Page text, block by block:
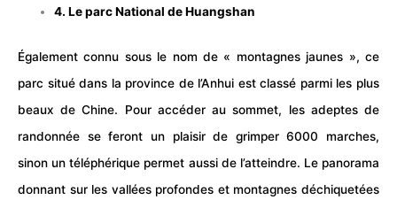
4. Leparc National de Huangshan
Également connu sous le nom de « montagnes jaunes », ce
parc situé dans la province de l’Anhui est classé parmi les plus
beaux de Chine. Pour accéder au sommet, les adeptes de
randonnée se feront un plaisir de grimper 6000 marches,
sinon un téléphérique permet aussi de l’atteindre. Le panorama
donnant sur les vallées profondes et montagnes déchiquetées